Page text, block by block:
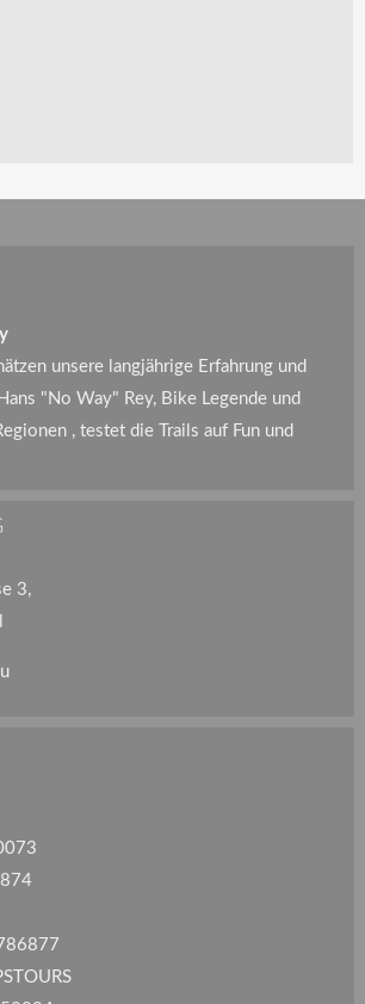
unsere langjährige Erfahrung und
"No Way" Rey, Bike Legende und
, testet die Trails auf Fun und
3,